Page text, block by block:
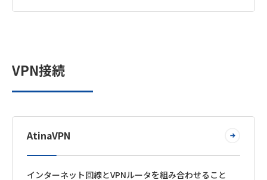
VPN接続
AtinaVPN
インターネット回線とVPNルータを組み合わせること